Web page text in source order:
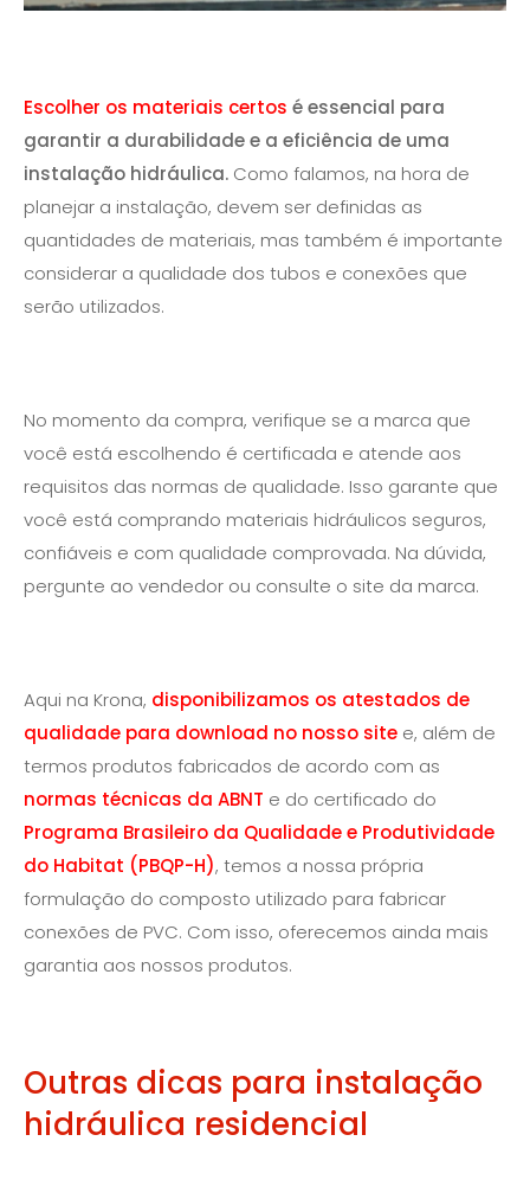
Escolher os materiais certos é essencial para
garantir a durabilidade e a eficiência de uma
instalação hidráulica. Como falamos, na hora de
planejar a instalação, devem ser definidas as
quantidades de materiais, mas também é importante
considerar a qualidade dos tubos e conexões que
serão utilizados.
No momento da compra, verifique se a marca que
você está escolhendo é certificada e atende aos
requisitos das normas de qualidade. Isso garante que
você está comprando materiais hidráulicos seguros,
confiáveis e com qualidade comprovada. Na dúvida,
pergunte ao vendedor ou consulte o site da marca.
Aqui na Krona, disponibilizamos os atestados de
qualidade para download no nosso site e, além de
termos produtos fabricados de acordo com as
normas técnicas da ABNT e do certificado do
Programa Brasileiro da Qualidade e Produtividade
do Habitat (PBQP-H), temos a nossa própria
formulação do composto utilizado para fabricar
conexões de PVC. Com isso, oferecemos ainda mais
garantia aos nossos produtos.
Outras dicas para instalação
hidráulica residencial